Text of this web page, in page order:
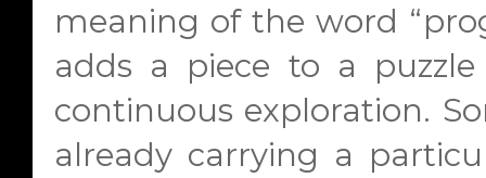
meaning of the word
adds a piece to a
continuous exploration.
already carrying a